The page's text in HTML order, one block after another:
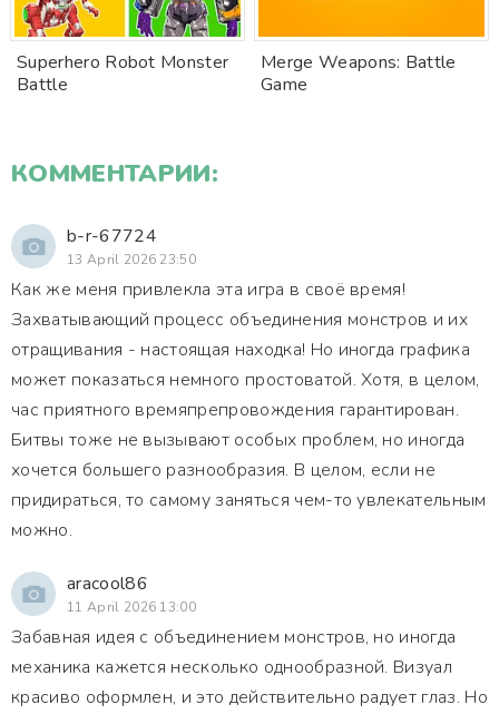
Superhero Robot Monster
Battle
Merge Weapons: Battle
Game
КОММЕНТАРИИ:
b-r-67724
13 April 2026 23:50
Как же меня привлекла эта игра в своё время!
Захватывающий процесс объединения монстров и их
отращивания - настоящая находка! Но иногда графика
может показаться немного простоватой. Хотя, в целом,
час приятного времяпрепровождения гарантирован.
Битвы тоже не вызывают особых проблем, но иногда
хочется большего разнообразия. В целом, если не
придираться, то самому заняться чем-то увлекательным
можно.
aracool86
11 April 2026 13:00
Забавная идея с объединением монстров, но иногда
механика кажется несколько однообразной. Визуал
красиво оформлен, и это действительно радует глаз. Но